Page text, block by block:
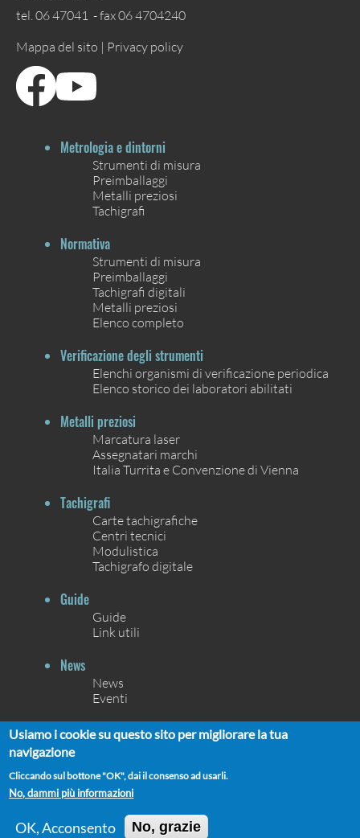
tel. 06 47041 - fax 06 4704240
Mappa del sito | Privacy policy
Metrologia e dintorni
Strumenti di misura
Preimballaggi
Metalli preziosi
Tachigrafi
Normativa
Strumenti di misura
Preimballaggi
Tachigrafi digitali
Metalli preziosi
Elenco completo
Verificazione degli strumenti
Elenchi organismi di verificazione periodica
Elenco storico dei laboratori abilitati
Metalli preziosi
Marcatura laser
Assegnatari marchi
Italia Turrita e Convenzione di Vienna
Tachigrafi
Carte tachigrafiche
Centri tecnici
Modulistica
Tachigrafo digitale
Guide
Guide
Link utili
News
News
Eventi
Contatti
UNIONCAMERE ©2021
Usiamo i cookie su questo sito per migliorare la tua
navigazione
Cliccando sul bottone "OK", dai il consenso ad usarli.
No, dammi più informazioni
OK, Acconsento No, grazie